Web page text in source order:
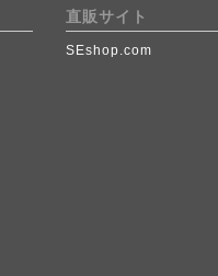
直販サイト
SEshop.com